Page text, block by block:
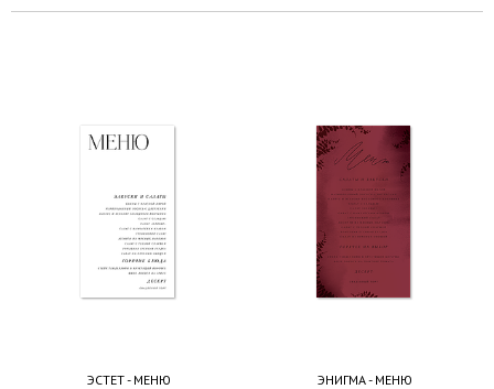
ЭСТЕТ - МЕНЮ ЭНИГМА - МЕНЮ